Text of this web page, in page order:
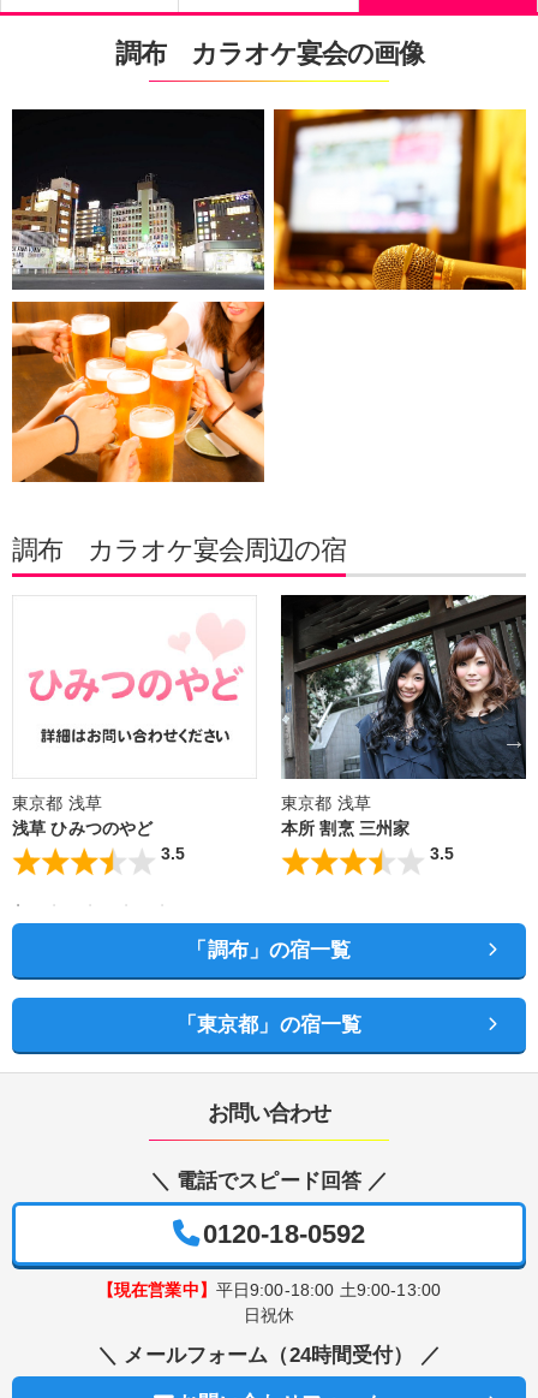
調布 カラオケ宴会の画像
調布 カラオケ宴会周辺の宿
東京都 浅草
浅草 ひみつのやど
3.5
東京都 浅草
本所 割烹 三州家
3.5
「調布」の宿一覧
「東京都」の宿一覧
お問い合わせ
＼ 電話でスピード回答 ／
0120-18-0592
【現在営業中】 平日9:00-18:00 土9:00-13:00
日祝休
＼ メールフォーム（24時間受付） ／